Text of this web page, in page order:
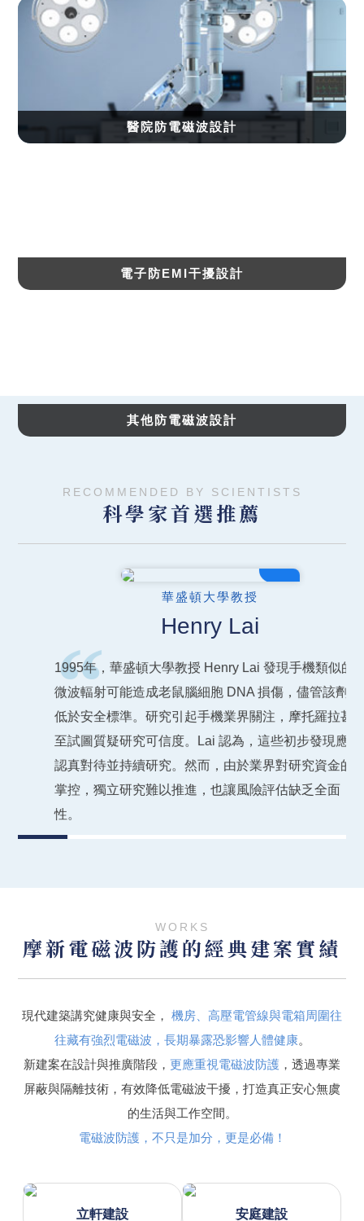
醫院防電磁波設計
電子防EMI干擾設計
其他防電磁波設計
RECOMMENDED BY SCIENTISTS
科學家首選推薦
華盛頓大學教授
Henry Lai
“
1995年，華盛頓大學教授 Henry Lai 發現手機類似的
微波輻射可能造成老鼠腦細胞 DNA 損傷，儘管該劑量
低於安全標準。研究引起手機業界關注，摩托羅拉甚
至試圖質疑研究可信度。Lai 認為，這些初步發現應被
認真對待並持續研究。然而，由於業界對研究資金的
掌控，獨立研究難以推進，也讓風險評估缺乏全面
WORKS
摩新電磁波防護的經典建案實績
現代建築講究健康與安全， 機房、高壓電管線與電箱周圍往
往藏有強烈電磁波，長期暴露恐影響人體健康。
新建案在設計與推廣階段， 更應重視電磁波防護 ，透過專業
屏蔽與隔離技術，有效降低電磁波干擾，打造真正安心無虞
的生活與工作空間。
電磁波防護，不只是加分，更是必備！
立軒建設 安庭建設